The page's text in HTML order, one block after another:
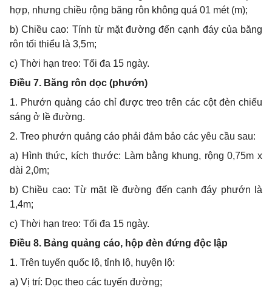
hợp, nhưng chiều rộng băng rôn không quá 01 mét (m);
b) Chiều cao: Tính từ mặt đường đến cạnh đáy của băng
rôn tối thiểu là 3,5m;
c) Thời hạn treo: Tối đa 15 ngày.
Điều 7. Băng rôn dọc (phướn)
1. Phướn quảng cáo chỉ được treo trên các cột đèn chiếu
sáng ở lề đường.
2. Treo phướn quảng cáo phải đảm bảo các yêu cầu sau:
a) Hình thức, kích thước: Làm bằng khung, rộng 0,75m x
dài 2,0m;
b) Chiều cao: Từ mặt lề đường đến cạnh đáy phướn là
1,4m;
c) Thời hạn treo: Tối đa 15 ngày.
Điều 8. Bảng quảng cáo, hộp đèn đứng độc lập
1. Trên tuyến quốc lộ, tỉnh lộ, huyện lộ:
a) Vị trí: Dọc theo các tuyến đường;